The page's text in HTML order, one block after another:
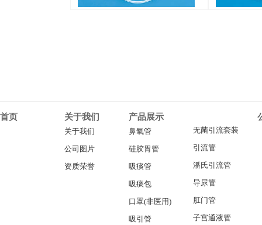
首页 关于我们
关于我们
公司图片
资质荣誉
产品展示
鼻氧管
硅胶胃管
吸痰管
吸痰包
口罩(非医用)
吸引管
无菌引流套装
引流管
潘氏引流管
导尿管
肛门管
子宫通液管